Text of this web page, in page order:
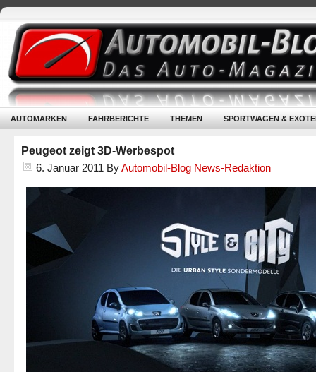
AUTOMARKEN FAHRBERICHTE THEMEN SPORTWAGEN &
Peugeot zeigt 3D-Werbespot
6. Januar 2011 ByAutomobil-Blog News-Redaktion